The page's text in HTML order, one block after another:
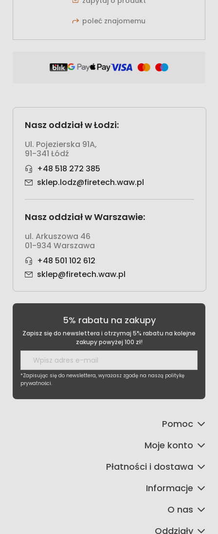
poleć znajomemu
Nasz oddział w Łodzi:
Ul. Pojezierska 91A,
91-341 Łódź
+48 518 272 385
sklep.lodz@firetech.waw.pl
Nasz oddział w Warszawie:
ul. Arkuszowa 46
01-934 Warszawa
+48 501 102 612
sklep@firetech.waw.pl
5% rabatu na zakupy
Zapisz się do newslettera i otrzymaj 5% rabatu na kolejne
zakupy powyżej 100 zł!
*Zapisując się do newslettera, wyrażasz zgodę na naszą politykę
prywatności.
Pomoc
Moje konto
Płatności i dostawa
Informacje
O nas
Oddziały